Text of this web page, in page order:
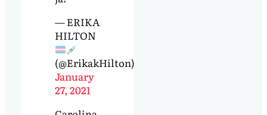
— ERIKA
HILTON
(@ErikakHilton)
January
27, 2021